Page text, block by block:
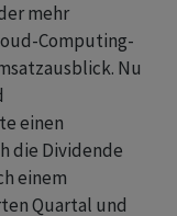
mehr
Computing-
Nu
einen
die Dividende
einem
Quartal und